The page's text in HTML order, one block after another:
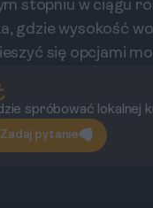
stopniu w ciągu
gdzie wysokość
się opcjami
spróbować lokalnej
Zadaj pytanie